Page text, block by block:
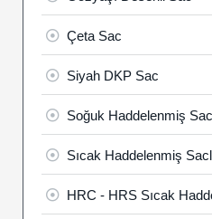
Çeta Sac
Siyah DKP Sac
Soğuk Haddelenmiş
Sıcak Haddelenmiş
HRC - HRS Sıcak